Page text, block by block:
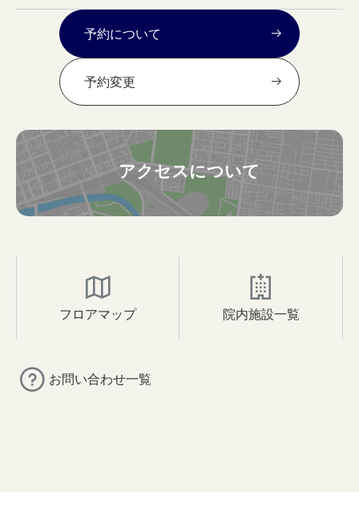
予約について
予約変更
アクセスについて
フロアマップ 院内施設一覧
お問い合わせ一覧